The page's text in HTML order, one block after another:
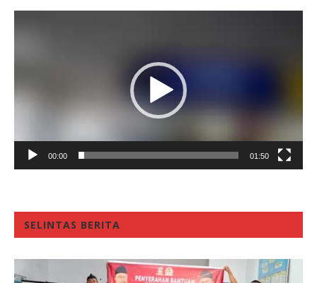
00:00 01:50
SELINTAS BERITA